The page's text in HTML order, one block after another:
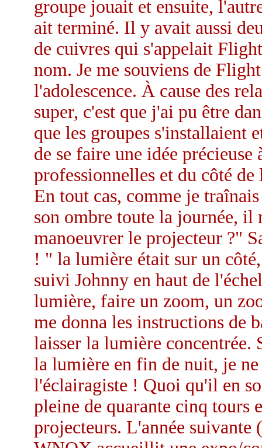
groupe jouait et ensuite,
ait terminé. Il y avait aussi
de cuivres qui s'appelait
nom. Je me souviens de
l'adolescence. À cause des
super, c'est que j'ai pu être
que les groupes s'installaient
de se faire une idée
professionnelles et du côté de
En tout cas, comme je
son ombre toute la journée, il
manoeuvrer le projecteur ?"
! " la lumière était sur un
suivi Johnny en haut de
lumière, faire un zoom, un
me donna les instructions de
laisser la lumière concentrée.
la lumière en fin de nuit, je
l'éclairagiste ! Quoi qu'il en
pleine de quarante cinq tours
projecteurs. L'année